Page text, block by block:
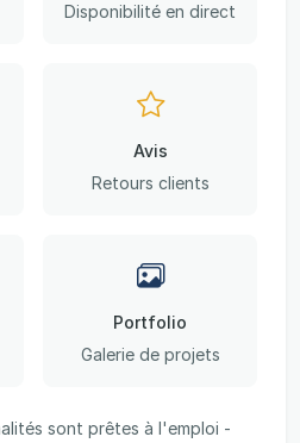
Disponibilité en direct
Avis
Retours clients
Portfolio
Galerie de projets
sont prêtes à l'emploi -